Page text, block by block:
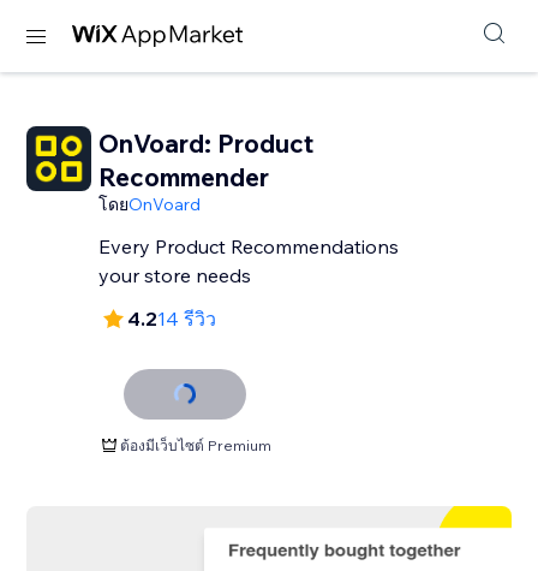
OnVoard: Product
Recommender
โดยOnVoard
Every Product Recommendations
your store needs
4.214 รีวิว
ต้องมีเว็บไซต์ Premium